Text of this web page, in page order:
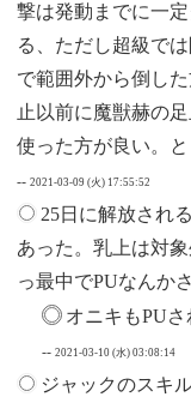
撃は発動までに一
る、ただし超級で
で範囲外から倒し
止以前に魔獣赫の
使った方が良い。
--2021-03-09 (火) 17:55:52
25日に解放され
あった。乳上は対
っ最中でPUなんか
オニキもPU
--2021-03-10 (水) 03:08:14
ジャックのスキ